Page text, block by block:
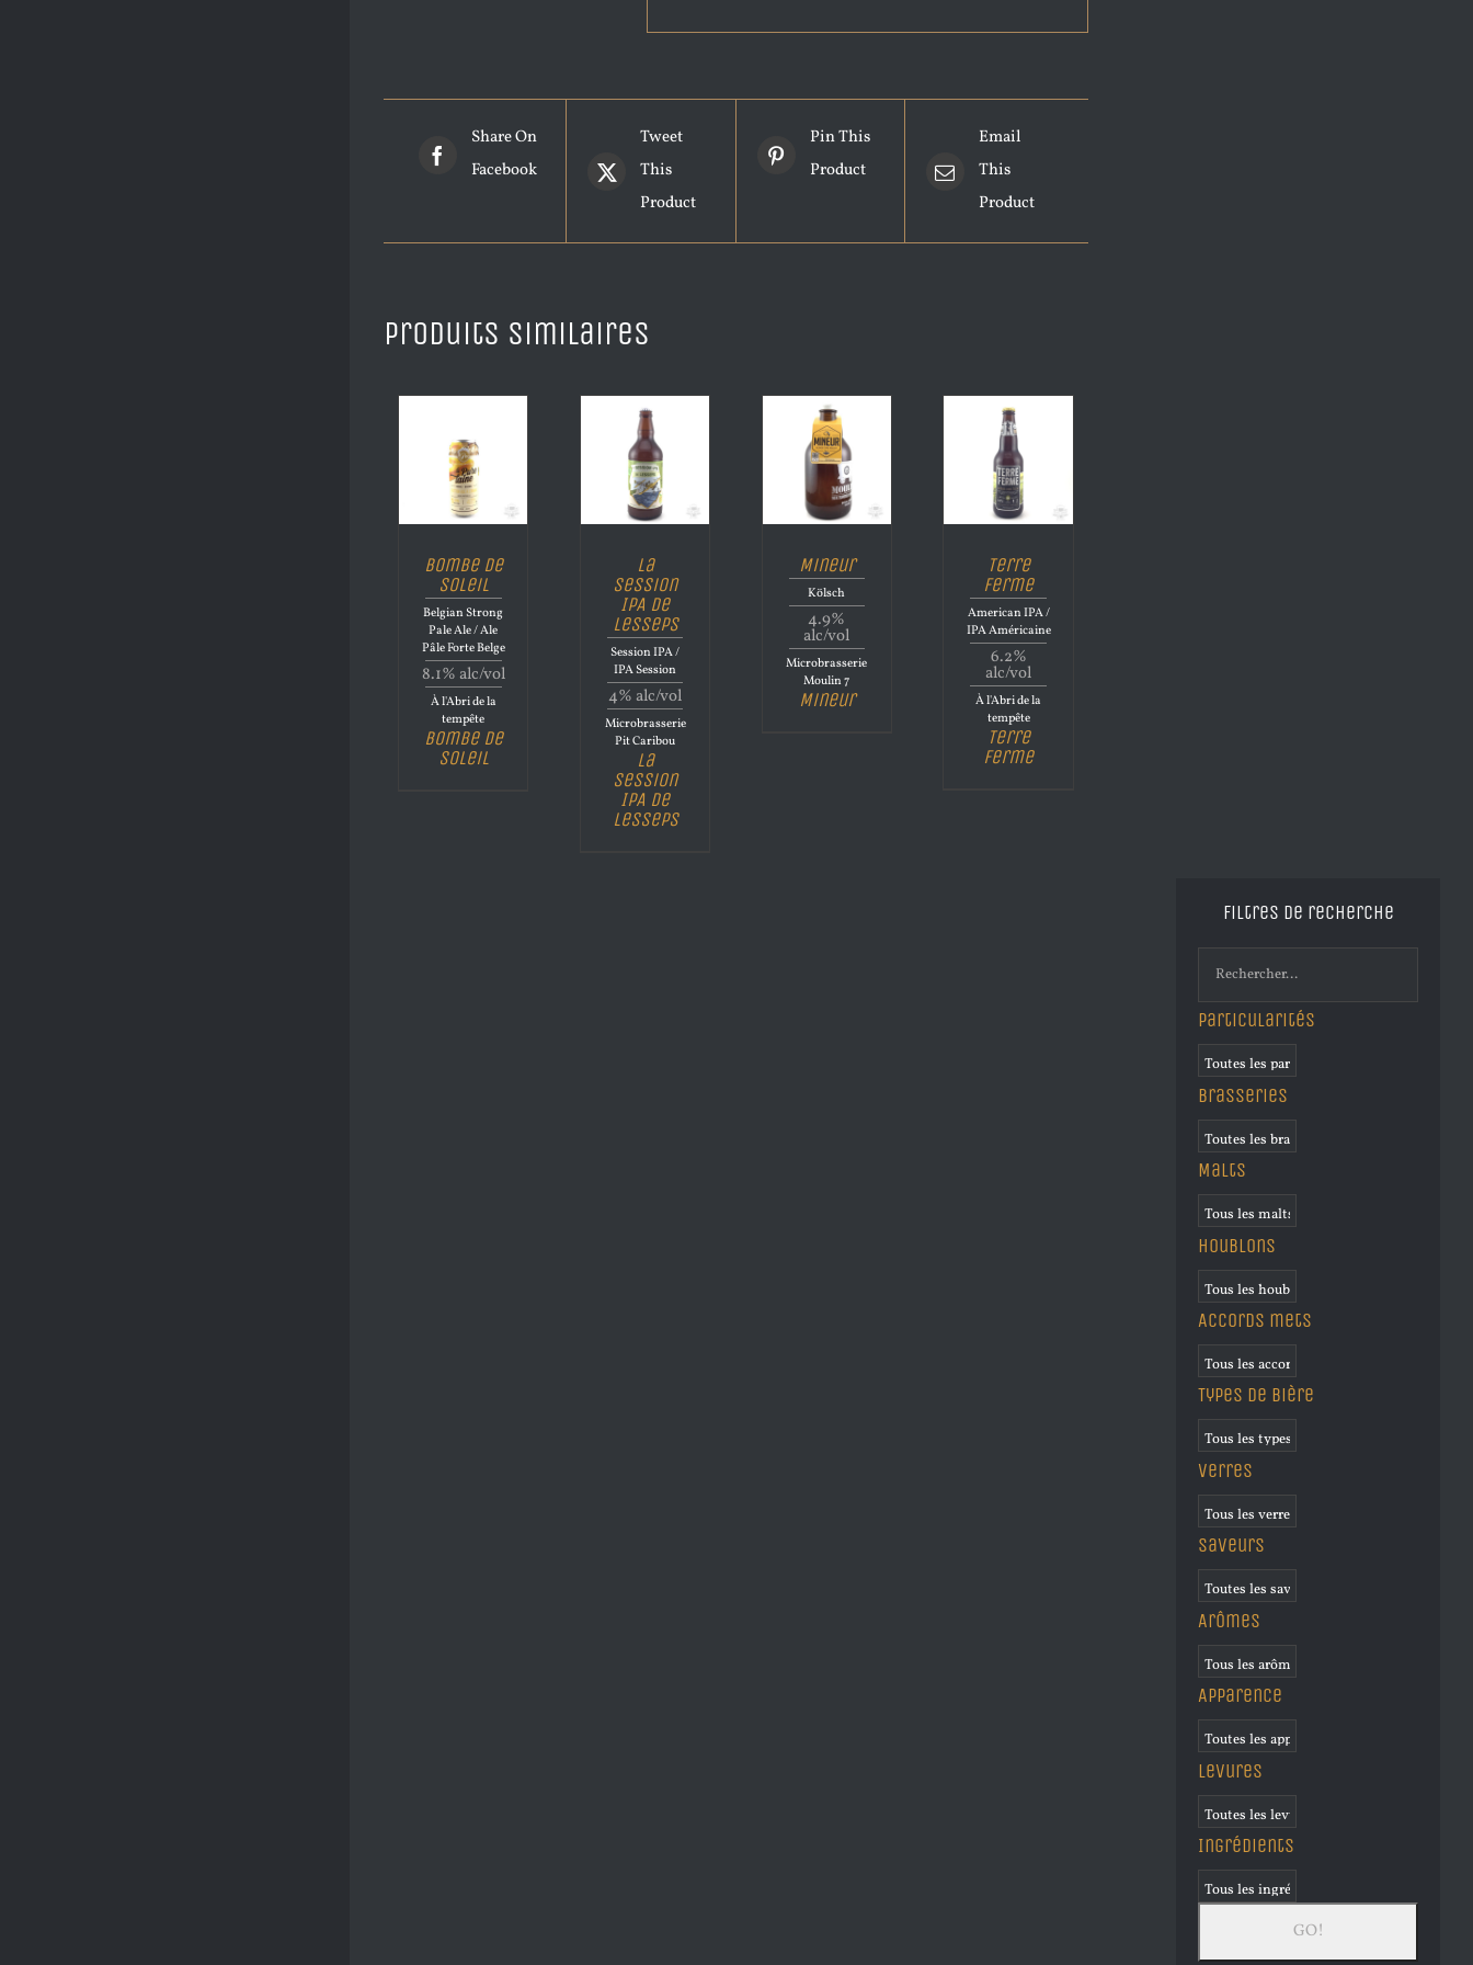
Share On
Facebook
Tweet
This
Product
Pin This
Product
Email
This
Product
Produits similaires
Bombe de
Soleil
Belgian Strong
Pale Ale / Ale
Pâle Forte Belge
8.1% alc/vol
À l'Abri de la
tempête
Bombe de
Soleil
La
Session
IPA de
Lesseps
Session IPA /
IPA Session
4% alc/vol
Microbrasserie
Pit Caribou
La
Session
IPA de
Lesseps
Mineur
Kölsch
4.9%
alc/vol
Microbrasserie
Moulin 7
Mineur
Terre
Ferme
American IPA /
IPA Américaine
6.2%
alc/vol
À l'Abri de la
tempête
Terre
Ferme
Filtres de recherche
Particularités
Brasseries
Malts
Houblons
Accords mets
Types de bière
Verres
Saveurs
Arômes
Apparence
Levures
Ingrédients